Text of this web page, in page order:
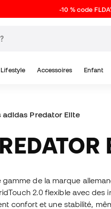
-10 % code
Lifestyle Accessoires Enfant
adidas Predator Elite
de la marque
2.0 flexible avec
confort et une stabilité,